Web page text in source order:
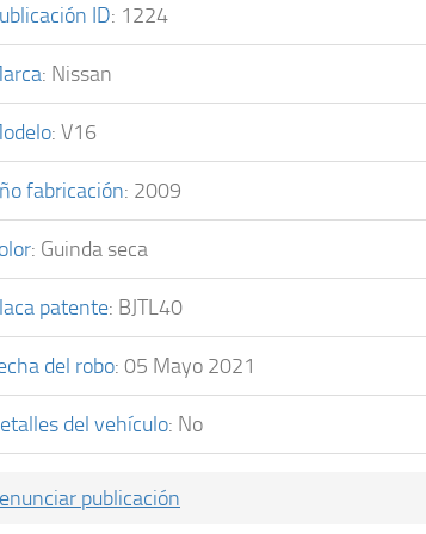
ID: 1224
: Nissan
: V16
fabricación: 2009
: Guinda seca
patente: BJTL40
del robo: 05 Mayo 2021
del vehículo: No
publicación